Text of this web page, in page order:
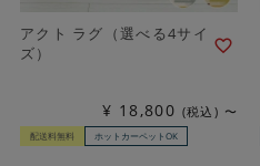
アクト ラグ（選べる4サイ
ズ）
¥ 18,800 税込 〜
配送料無料 ホットカーペットOK